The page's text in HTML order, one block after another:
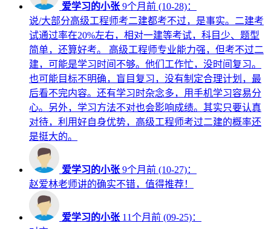
爱学习的小张 9个月前 (10-28)：
说/大部分高级工程师考二建都考不过，是事实。二建考
试通过率在20%左右，相对一建等考试，科目少、题型
简单，还算好考。 高级工程师专业能力强，但考不过二
建，可能是学习时间不够。他们工作忙，没时间复习。
也可能目标不明确，盲目复习，没有制定合理计划，最
后看不完内容。还有学习时杂念多，用手机学习容易分
心。另外，学习方法不对也会影响成绩。其实只要认真
对待，利用好自身优势，高级工程师考过二建的概率还
是挺大的。
爱学习的小张 9个月前 (10-27)：
赵爱林老师讲的确实不错，值得推荐！
爱学习的小张 11个月前 (09-25)：